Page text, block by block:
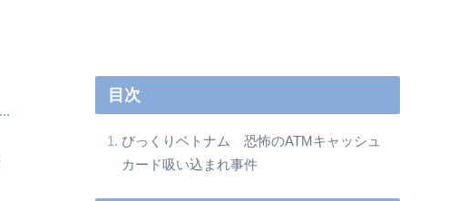
目次
びっくりベトナム 恐怖のATMキャッシュ
カード吸い込まれ事件